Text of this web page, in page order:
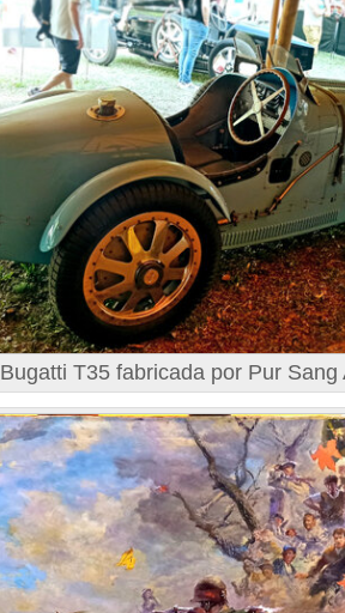
Bugatti T35 fabricada por Pur Sang